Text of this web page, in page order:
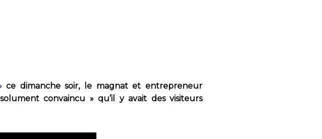
ce dimanche soir, le magnat et entrepreneur
convaincu » qu’il y avait des visiteurs